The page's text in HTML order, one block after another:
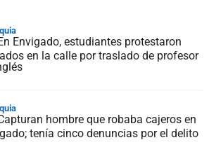
Envigado, estudiantes protestaron
en la calle por traslado de profesor
hombre que robaba cajeros en
tenía cinco denuncias por el delito